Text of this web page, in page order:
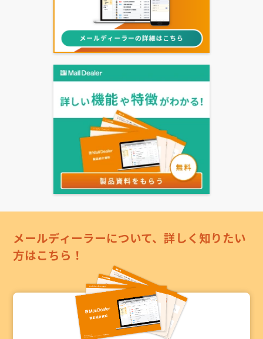
メールディーラーについて、詳しく知りたい
方はこちら！